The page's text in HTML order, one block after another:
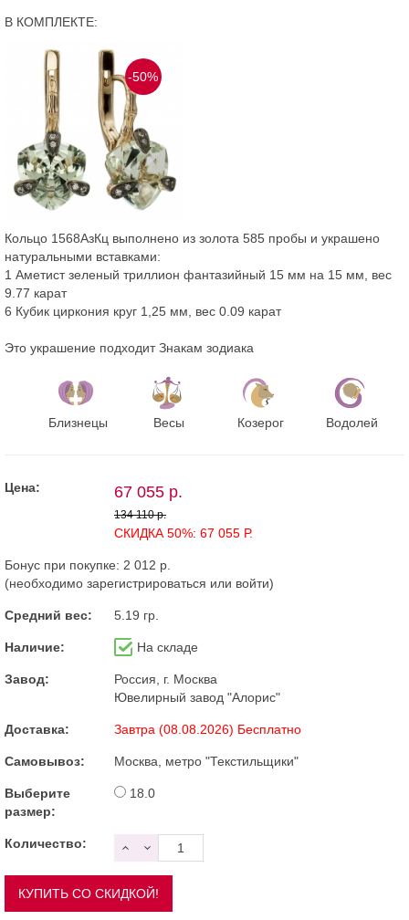
В КОМПЛЕКТЕ:
-50%
Кольцо 1568АзКц выполнено из золота 585 пробы и украшено
натуральными вставками:
1 Аметист зеленый триллион фантазийный 15 мм на 15 мм, вес
9.77 карат
6 Кубик циркония круг 1,25 мм, вес 0.09 карат
Это украшение подходит Знакам зодиака
Близнецы Весы Козерог Водолей
Цена: 67 055 р.
134 110 р.
СКИДКА 50%: 67 055 Р.
Бонус при покупке: 2 012 р.
(необходимо зарегистрироваться или войти)
Средний вес: 5.19 гр.
Наличие: На складе
Завод:
Россия, г. Москва
Ювелирный завод "Алорис"
Доставка: Завтра (08.08.2026) Бесплатно
Самовывоз: Москва, метро "Текстильщики"
Выберите
размер:
18.0
Количество: